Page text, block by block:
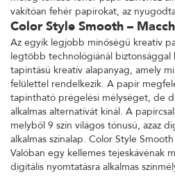
vakítóan fehér papírokat, az
Color Style Smooth –
Az egyik legjobb minőségű kreatív
legtöbb technológiánál biztonsággal
tapintású kreatív alapanyag, amely
felülettel rendelkezik. A papír
tapintható prégelési mélységet, de
alkalmas alternatívát kínál. A
melyből 9 szín világos tónusú, azaz
alkalmas színalap. Color Style
Valóban egy kellemes tejeskávénak
digitális nyomtatásra alkalmas